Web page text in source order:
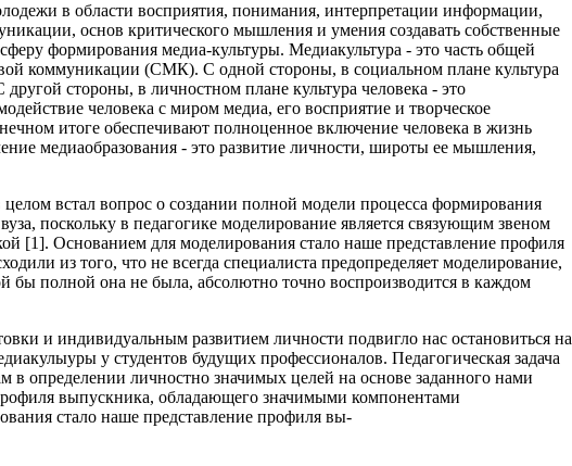
в области восприятия, понимания, интерпретации информации,
основ критического мышления и умения создавать собственные
формирования медиа-культуры. Медиакультура - это часть общей
коммуникации (СМК). С одной стороны, в социальном плане культура
стороны, в личностном плане культура человека - это
человека с миром медиа, его восприятие и творческое
итоге обеспечивают полноценное включение человека в жизнь
медиаобразования - это развитие личности, широты ее мышления,
встал вопрос о создании полной модели процесса формирования
поскольку в педагогике моделирование является связующим звеном
[1]. Основанием для моделирования стало наше представление профиля
из того, что не всегда специалиста предопределяет моделирование,
бы полной она не была, абсолютно точно воспроизводится в каждом
и индивидуальным развитием личности подвигло нас остановиться на
у студентов будущих профессионалов. Педагогическая задача
в определении личностно значимых целей на основе заданного нами
выпускника, обладающего значимыми компонентами
стало наше представление профиля вы-